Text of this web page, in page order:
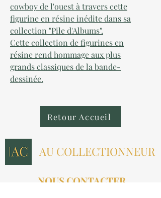
cowboy de l'ouest à travers cette
figurine en résine inédite dans sa
collection "Pile d'Albums".
Cette collection de figurines en
résine rend hommage aux plus
grands classiques de la bande-
dessinée.
Retour Accueil
AU COLLECTIONNEUR
NOUS CONTACTER